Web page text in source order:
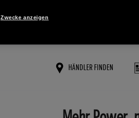
HÄNDLER FINDEN
Zwecke anzeigen